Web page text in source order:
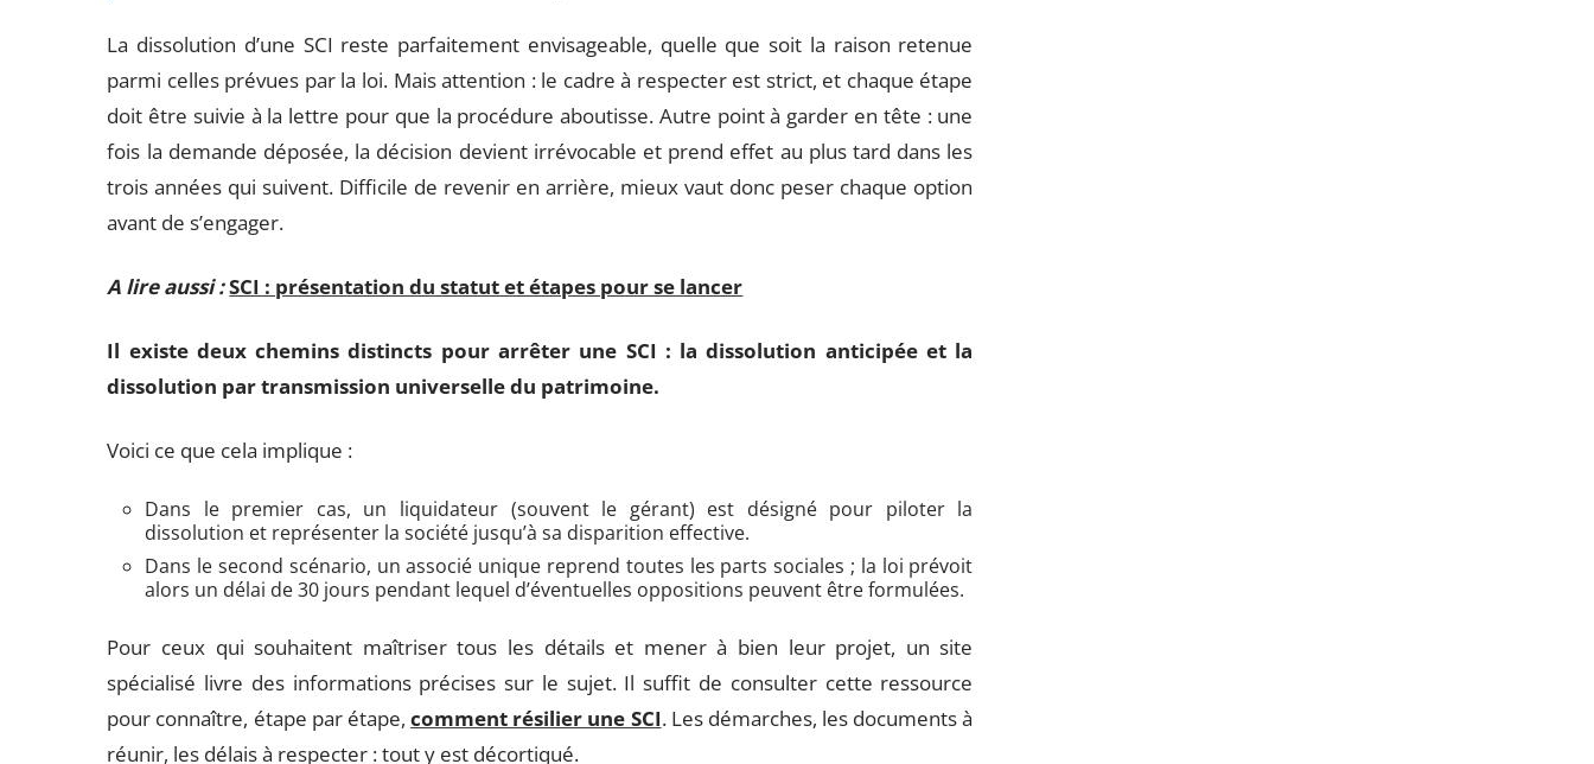
La dissolution d’une SCI reste parfaitement envisageable, quelle que soit la raison retenue
parmi celles prévues par la loi. Mais attention : le cadre à respecter est strict, et chaque étape
doit être suivie à la lettre pour que la procédure aboutisse. Autre point à garder en tête : une
fois la demande déposée, la décision devient irrévocable et prend effet au plus tard dans les
trois années qui suivent. Difficile de revenir en arrière, mieux vaut donc peser chaque option
avant de s’engager.
A lire aussi :SCI : présentation du statut et étapes pour se lancer
Il existe deux chemins distincts pour arrêter une SCI : la dissolution anticipée et la
dissolution par transmission universelle du patrimoine.
Voici ce que cela implique :
Dans le premier cas, un liquidateur (souvent le gérant) est désigné pour piloter la
dissolution et représenter la société jusqu’à sa disparition effective.
Dans le second scénario, un associé unique reprend toutes les parts sociales ; la loi prévoit
alors un délai de 30 jours pendant lequel d’éventuelles oppositions peuvent être formulées.
Pour ceux qui souhaitent maîtriser tous les détails et mener à bien leur projet, un site
spécialisé livre des informations précises sur le sujet. Il suffit de consulter cette ressource
pour connaître, étape par étape,comment résilier une SCI. Les démarches, les documents à
réunir, les délais à respecter : tout y est décortiqué.